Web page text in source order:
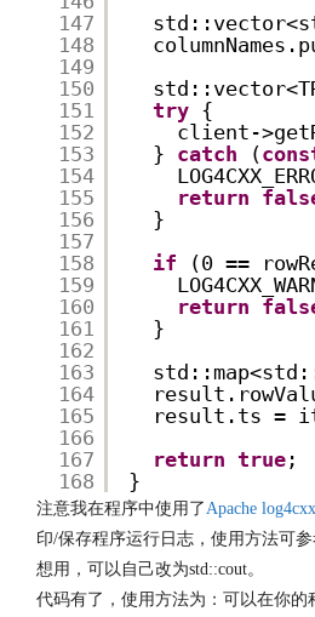
147
148
149
150
151
152
153
154
155
156
157
158
159
160
161
162
163
164
165
166
167
168
try {
client-
} catch (
return
}
if
(0 ==
return
}
result.ts = it-
return true ;
}
注意我在程序中使用了Apache log4cxx
印/保存程序运行日志，使用方法可
想用，可以自己改为std::cout。
代码有了，使用方法为：可以在你的